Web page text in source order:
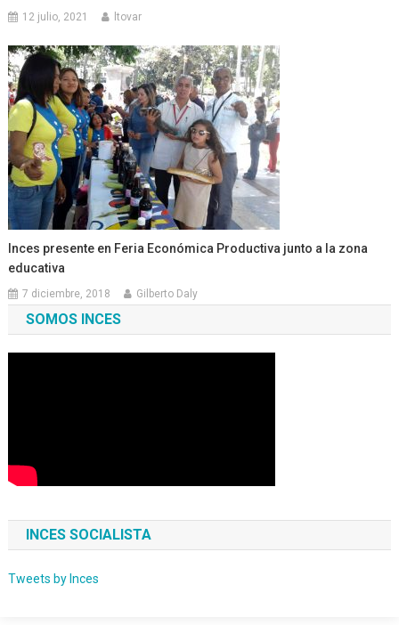
12 julio, 2021 ltovar
Inces presente en Feria Económica Productiva junto a la zona
educativa
7 diciembre, 2018 Gilberto Daly
SOMOS INCES
INCES SOCIALISTA
Tweets by Inces